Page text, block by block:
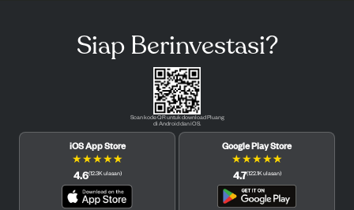
Siap Berinvestasi?
Scan kode QR untuk download Pluang
di Android dan iOS.
iOS App Store
★★★★★
4.6(12.3Kulasan)
Google Play Store
★★★★★
4.7(122.1Kulasan)